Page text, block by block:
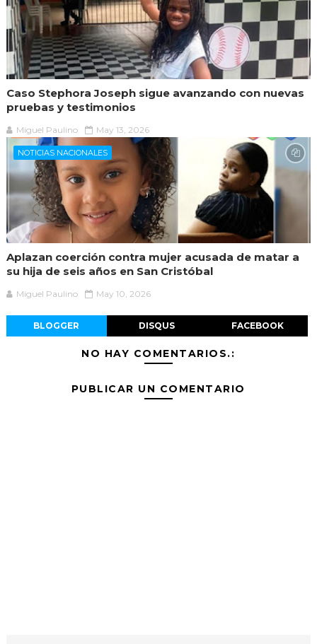
Caso Stephora Joseph sigue avanzando con nuevas
pruebas y testimonios
Miguel Paulino May 13, 2026
NOTICIAS NACIONALES
Aplazan coerción contra mujer acusada de matar a
su hija de seis años en San Cristóbal
Miguel Paulino May 10, 2026
BLOGGER DISQUS FACEBOOK
NO HAY COMENTARIOS.:
PUBLICAR UN COMENTARIO